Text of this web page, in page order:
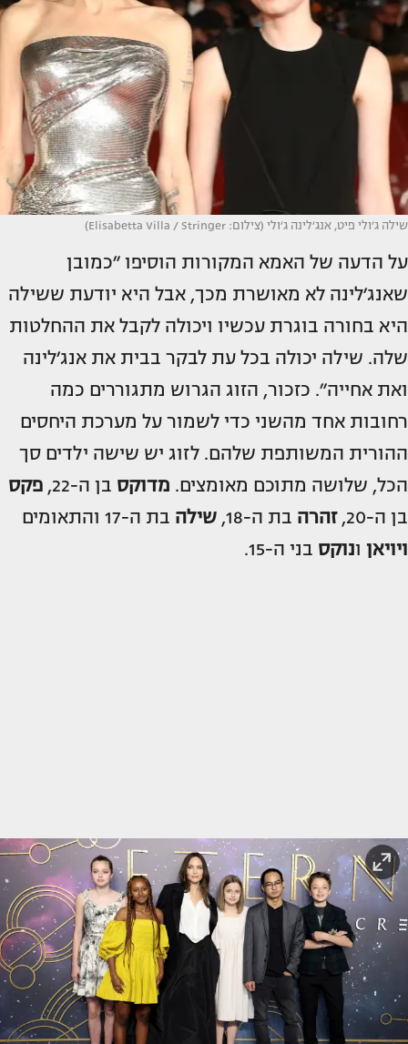
שילה ג׳ולי פיט, אנג׳לינה ג׳ולי (צילום: Elisabetta Villa / Stringer)
על הדעה של האמא המקורות הוסיפו ״כמובן
שאנג׳לינה לא מאושרת מכך, אבל היא יודעת ששילה
היא בחורה בוגרת עכשיו ויכולה לקבל את ההחלטות
שלה. שילה יכולה בכל עת לבקר בבית את אנג׳לינה
ואת אחייה״. כזכור, הזוג הגרוש מתגוררים כמה
רחובות אחד מהשני כדי לשמור על מערכת היחסים
ההורית המשותפת שלהם. לזוג יש שישה ילדים סך
הכל, שלושה מתוכם מאומצים. מדוקס בן ה-22,
פקס
בן ה-20,
זהרה בת ה-18, שילה בת ה-17 והתאומים
ויויאן ונוקס בני ה-15.